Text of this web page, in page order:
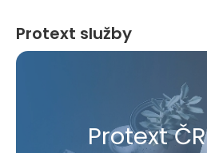
Protext služby
Protext ČR